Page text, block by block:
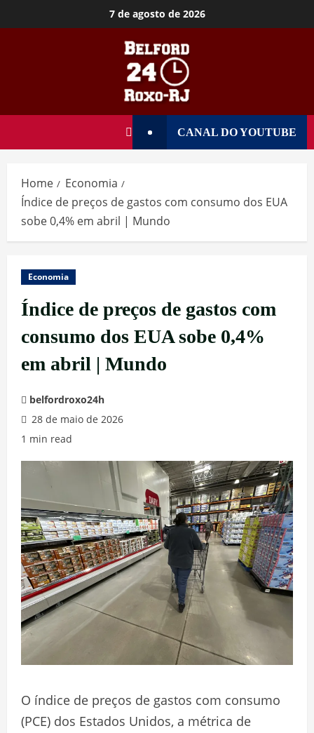
7 de agosto de 2026
CANAL DO YOUTUBE
Home
Economia
Índice de preços de gastos com consumo dos EUA
sobe 0,4% em abril | Mundo
Economia
Índice de preços de gastos com
consumo dos EUA sobe 0,4%
em abril | Mundo
belfordroxo24h
28 de maio de 2026
1 min read
O índice de preços de gastos com consumo
(PCE) dos Estados Unidos, a métrica de